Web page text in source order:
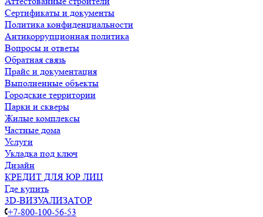
Сертификаты и документы
Политика конфиденциальности
Антикоррупционная политика
Вопросы и ответы
Обратная связь
Прайс и документация
Выполненные объекты
Городские территории
Парки и скверы
Жилые комплексы
Частные дома
Услуги
Укладка под ключ
Дизайн
КРЕДИТ ДЛЯ ЮР ЛИЦ
Где купить
3D-ВИЗУАЛИЗАТОР
+7-800-100-56-53